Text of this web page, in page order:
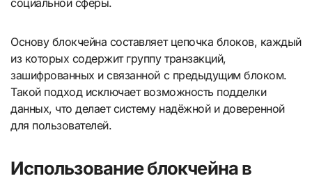
Основу блокчейна составляет цепочка блоков, каждый
из которых содержит группу транзакций,
зашифрованных и связанной с предыдущим блоком.
Такой подход исключает возможность подделки
данных, что делает систему надёжной и доверенной
для пользователей.
Использование блокчейна в